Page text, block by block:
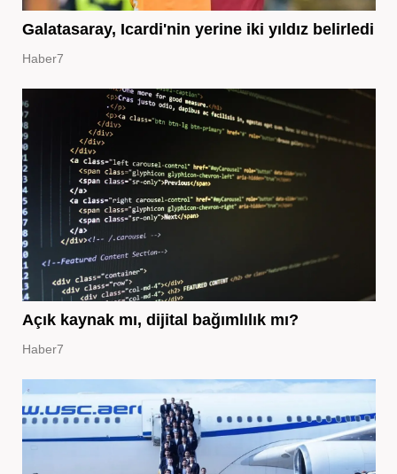
Galatasaray, Icardi'nin yerine iki yıldız belirledi
Haber7
Açık kaynak mı, dijital bağımlılık mı?
Haber7